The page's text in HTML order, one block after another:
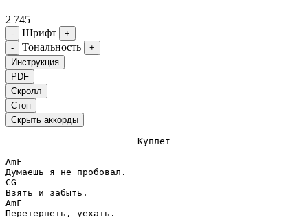
2 745
- Шрифт
+
-
Тональность
+
Инструкция
PDF
Скролл
Стоп
Скрыть аккорды
Куплет
AmF
CG
AmF